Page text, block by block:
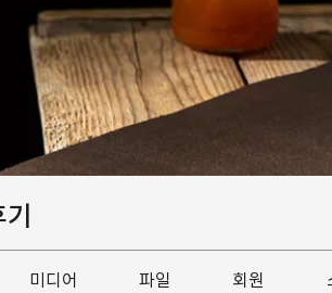
미디어 파일 회원